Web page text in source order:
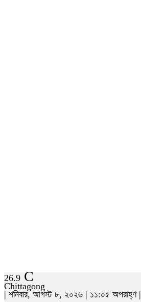
26.9 C
Chittagong
| শনিবার, আগস্ট ৮, ২০২৬ | ১১:০৫ অপরাহ্ণ |